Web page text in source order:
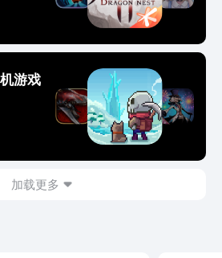
游戏
加载更多